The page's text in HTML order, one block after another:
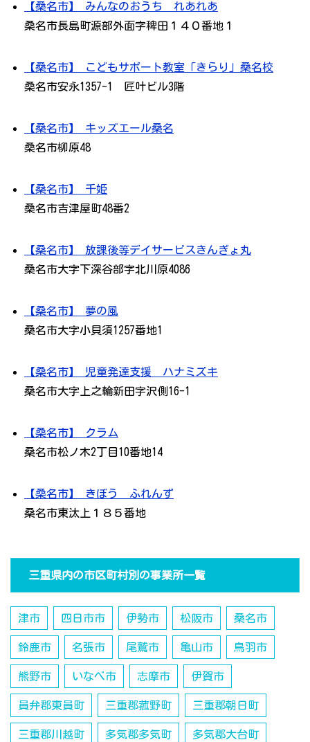
【桑名市】 みんなのおうち れあれあ
桑名市長島町源部外面字稗田１４０番地１
【桑名市】 こどもサポート教室「きらり」桑名校
桑名市安永1357-1 匠叶ビル3階
【桑名市】 キッズエール桑名
桑名市柳原48
【桑名市】 千姫
桑名市吉津屋町48番2
【桑名市】 放課後等デイサービスきんぎょ丸
桑名市大字下深谷部字北川原4086
【桑名市】 夢の風
桑名市大字小貝須1257番地1
【桑名市】 児童発達支援 ハナミズキ
桑名市大字上之輪新田字沢側16-1
【桑名市】 クラム
桑名市松ノ木2丁目10番地14
【桑名市】 きぼう ふれんず
桑名市東汰上１８５番地
三重県内の市区町村別の事業所一覧
津市 四日市市 伊勢市 松阪市 桑名市
鈴鹿市 名張市 尾鷲市 亀山市 鳥羽市
熊野市 いなべ市 志摩市 伊賀市
員弁郡東員町 三重郡菰野町 三重郡朝日町
三重郡川越町 多気郡多気町 多気郡大台町